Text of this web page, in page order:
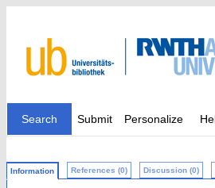
Search Submit Personalize
Information References (0) Discussion (0)